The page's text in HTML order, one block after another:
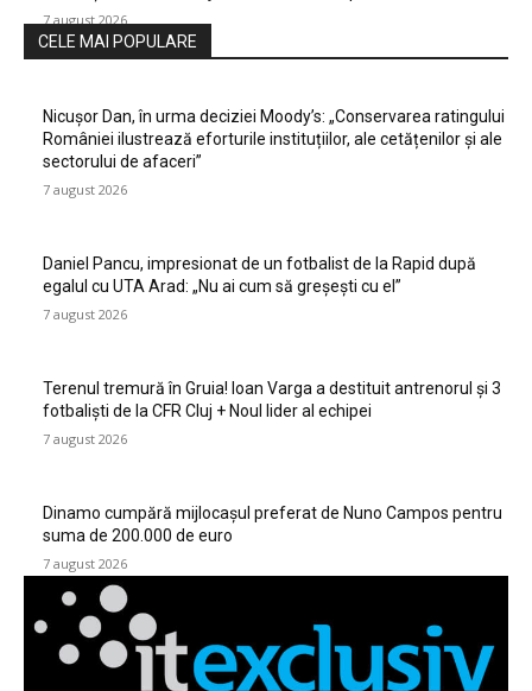
7 august 2026
CELE MAI POPULARE
Nicușor Dan, în urma deciziei Moody’s: „Conservarea ratingului
României ilustrează eforturile instituțiilor, ale cetățenilor și ale
sectorului de afaceri”
7 august 2026
Daniel Pancu, impresionat de un fotbalist de la Rapid după
egalul cu UTA Arad: „Nu ai cum să greșești cu el”
7 august 2026
Terenul tremură în Gruia! Ioan Varga a destituit antrenorul și 3
fotbaliști de la CFR Cluj + Noul lider al echipei
7 august 2026
Dinamo cumpără mijlocașul preferat de Nuno Campos pentru
suma de 200.000 de euro
7 august 2026